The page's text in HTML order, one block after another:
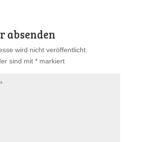
absenden
wird nicht veröffentlicht.
sind mit *markiert